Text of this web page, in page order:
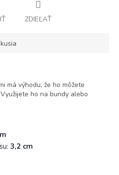
ZDIEĽAŤ
má výhodu, že ho môžete
ho na bundy alebo
3,2 cm